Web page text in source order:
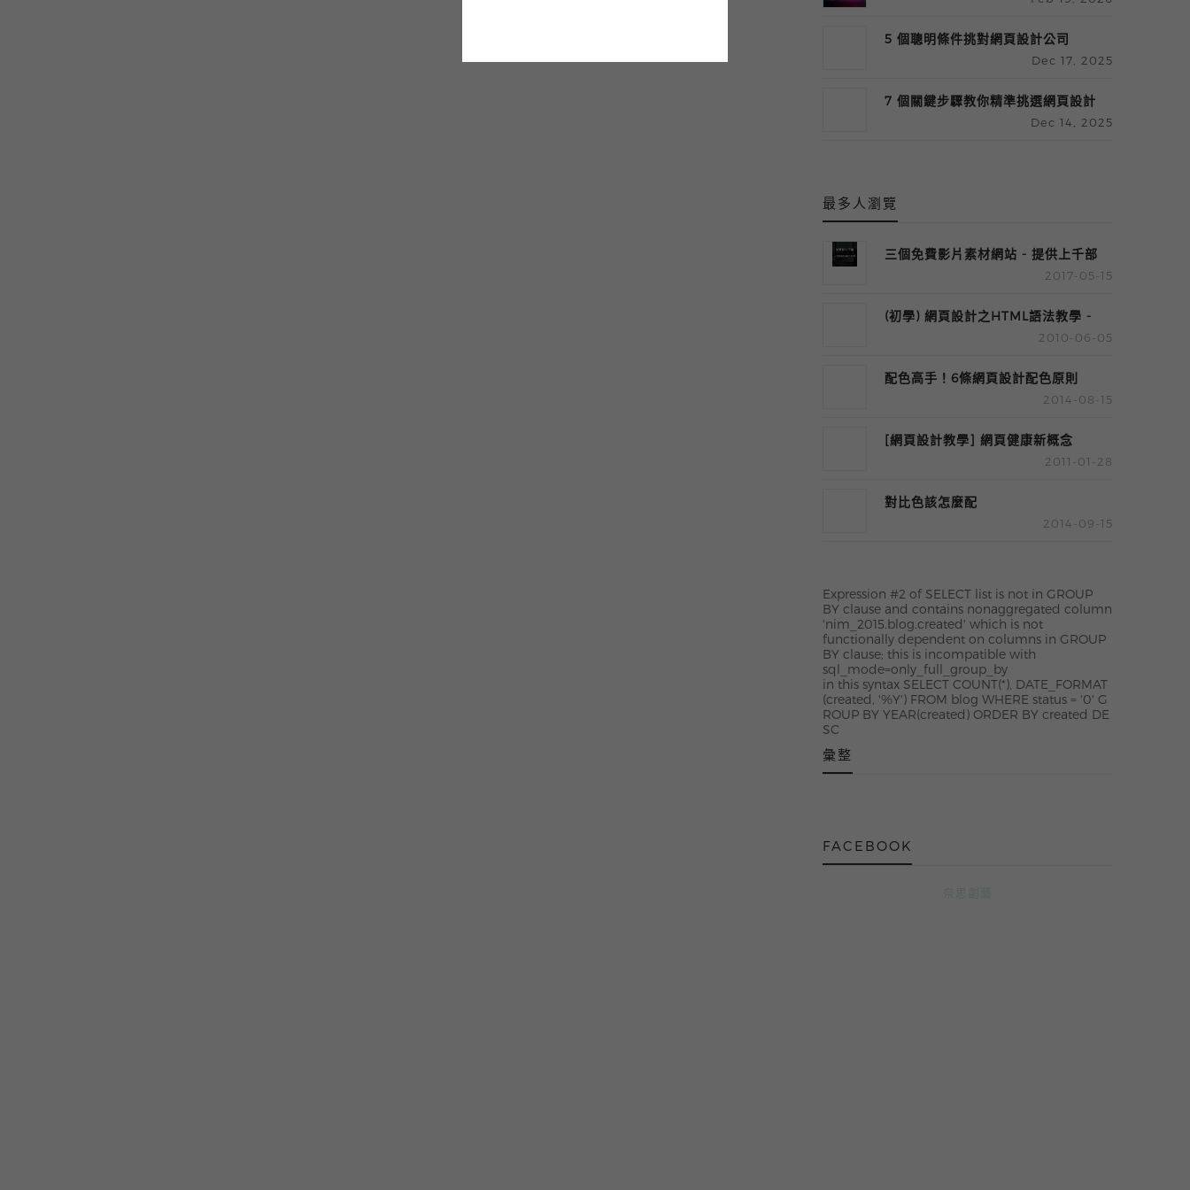
5 個聰明條件挑對網頁設計公司
Dec 17, 2025
7 個關鍵步驟教你精準挑選網頁設計
Dec 14, 2025
最多人瀏覽
三個免費影片素材網站 - 提供上千部
2017-05-15
(初學) 網頁設計之HTML語法教學 -
2010-06-05
配色高手！6條網頁設計配色原則
2014-08-15
[網頁設計教學] 網頁健康新概念
Part 1：Layered Semantic
Markup ( LSM )
2011-01-28
對比色該怎麼配
2014-09-15
Expression #2 of SELECT list is not in GROUP
BY clause and contains nonaggregated column
'nim_2015.blog.created' which is not
functionally dependent on columns in GROUP
BY clause; this is incompatible with
sql_mode=only_full_group_by
in this syntax SELECT COUNT(*), DATE_FORMAT
(created, '%Y') FROM blog WHERE status = '0' G
ROUP BY YEAR(created) ORDER BY created DE
SC
彙整
FACEBOOK